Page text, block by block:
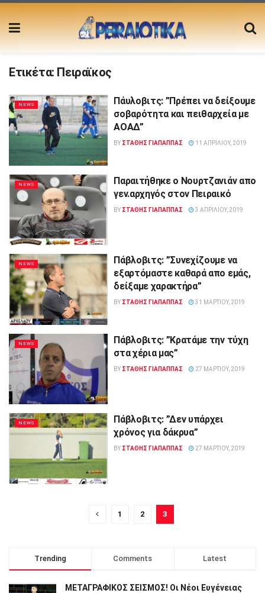
Ετικέτα: Πειραϊκος
NEWS
Πάυλοβιτς: ”Πρέπει να δείξουμε
σοβαρότητα και πειθαρχεία με
ΑΟΑΔ”
BY ΣΤΑΘΗΣ ΓΊΑΠΑΠΠΑΣ 11 ΑΠΡΙΛΊΟΥ, 2019
NEWS
Παραιτήθηκε ο Νουρτζανιάν απο
γεν.αρχηγός στον Πειραικό
BY ΣΤΑΘΗΣ ΓΊΑΠΑΠΠΑΣ 3 ΑΠΡΙΛΊΟΥ, 2019
NEWS
Πάβλοβιτς: ”Συνεχίζουμε να
εξαρτόμαστε καθαρά απο εμάς,
δείξαμε χαρακτήρα”
BY ΣΤΑΘΗΣ ΓΊΑΠΑΠΠΑΣ 31 ΜΑΡΤΊΟΥ, 2019
NEWS
Πάβλοβιτς: ”Κρατάμε την τύχη
στα χέρια μας”
BY ΣΤΑΘΗΣ ΓΊΑΠΑΠΠΑΣ 27 ΜΑΡΤΊΟΥ, 2019
NEWS
Πάβλοβιτς: ”Δεν υπάρχει
χρόνος για δάκρυα”
BY ΣΤΑΘΗΣ ΓΊΑΠΑΠΠΑΣ 27 ΜΑΡΤΊΟΥ, 2019
1 2 3
Trending Comments Latest
ΜΕΤΑΓΡΑΦΙΚΟΣ ΣΕΙΣΜΟΣ! Οι Νέοι Ευγένειας